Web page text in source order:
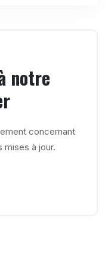
notre
concernant
mises à jour.